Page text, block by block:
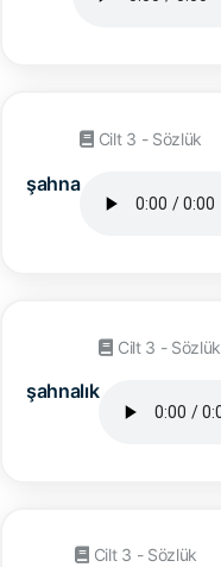
şahna
Cilt 3 - Sözlük
şahnalık
Cilt 3 - Sözlük
Cilt 3 - Sözlük